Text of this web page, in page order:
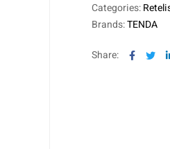
Categories:
Brands:TENDA
Share: